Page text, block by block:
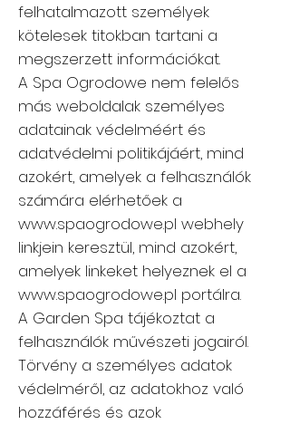
felhatalmazott személyek
kötelesek titokban tartani a
megszerzett információkat.
A Spa Ogrodowe nem felelős
más weboldalak személyes
adatainak védelméért és
adatvédelmi politikájáért, mind
azokért, amelyek a felhasználók
számára elérhetőek a
www.spaogrodowe.pl webhely
linkjein keresztül, mind azokért,
amelyek linkeket helyeznek el a
www.spaogrodowe.pl portálra.
A Garden Spa tájékoztat a
felhasználók művészeti jogairól.
Törvény a személyes adatok
védelméről, az adatokhoz való
hozzáférés és azok